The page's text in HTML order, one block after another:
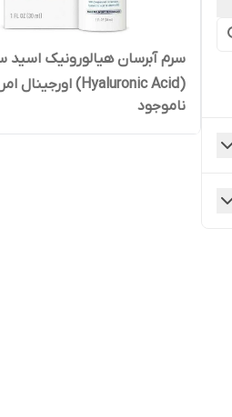
سرم آبرسان هیالورونیک اسید
(Hyaluronic Acid) اورجینال امریکایی
ناموجود